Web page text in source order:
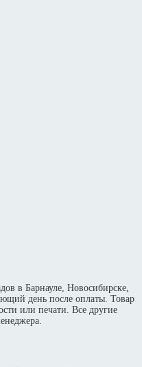
в Барнауле, Новосибирске,
день после оплаты. Товар
или печати. Все другие